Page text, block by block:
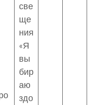
све
ще
ния
«Я
вы
бир
аю
здо